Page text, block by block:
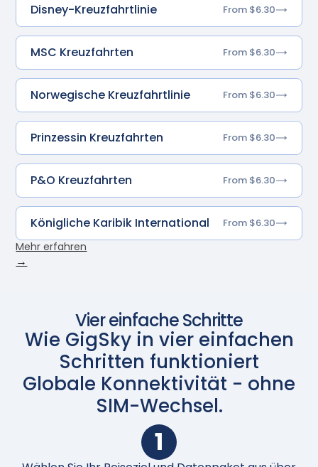
Disney-Kreuzfahrtlinie From $6.30
MSC Kreuzfahrten From $6.30
Norwegische Kreuzfahrtlinie From $6.30
Prinzessin Kreuzfahrten From $6.30
P&O Kreuzfahrten From $6.30
Königliche Karibik International From $6.30
Mehr erfahren
→
Vier einfache Schritte
Wie GigSky in vier einfachen
Schritten funktioniert
Globale Konnektivität - ohne
SIM-Wechsel.
1